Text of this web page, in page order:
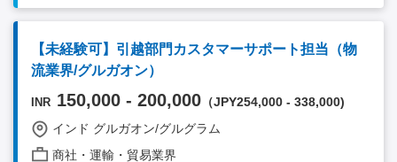
構築。 ・インド市場の動向、法人立ち上げ情報などの収集。 ・
社内マーケティングチームとの情報交換 ・案件を頂いた際に
は、社内のデザインチームや関係会社との連携 ・国内出張あり
（チェンナイ、ハイデラバード、アーメダバードなど。1ヵ月の
うち、1週間-10日程度） ＜組織体制/入社後の研修＞ ・Business
から3ヵ月-半年程度、南部常駐の日本人シニアマネージャーとの
OJTあり（1ヵ月に1週間は同じエリアで働く想定） ・マーケッ
トの状況によって、異動チャンスあり。 <Necessary Skill /
Experience > ・営業や事業開発経験のある方。 ・BtoB営業経験
【未経験可】引越部門カスタマーサポート担当（物
流業界/グルガオン）
INR 150,000 - 200,000 （JPY254,000 - 338,000)
インド グルガオン/グルグラム
商社・運輸・貿易業界